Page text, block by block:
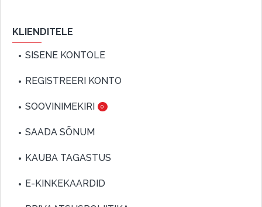
KLIENDITELE
SISENE KONTOLE
REGISTREERI KONTO
SOOVINIMEKIRI 0
SAADA SÕNUM
KAUBA TAGASTUS
E-KINKEKAARDID